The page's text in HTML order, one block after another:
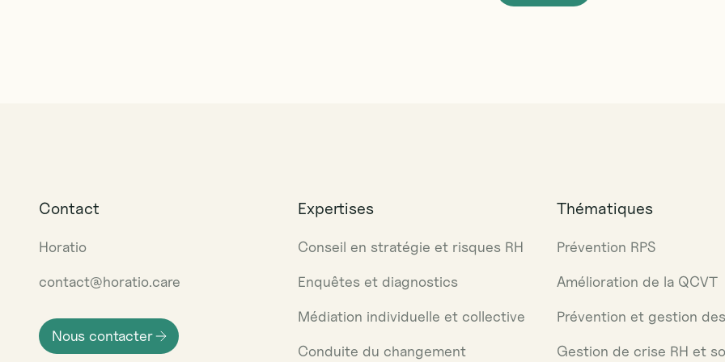
Voir tout
Contact
Horatio
contact@horatio.care
Nous contacter
Nous contacter
Expertises
Conseil en stratégie et risques RH
Enquêtes et diagnostics
Médiation individuelle et collective
Conduite du changement
Thématiques
Prévention RPS
Amélioration de la QCVT
Prévention et gestion
Gestion de crise RH et